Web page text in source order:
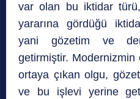
var olan bu iktidar
yararına gördüğü
yani gözetim ve
getirmiştir.
ortaya çıkan olgu,
ve bu işlevi yerine